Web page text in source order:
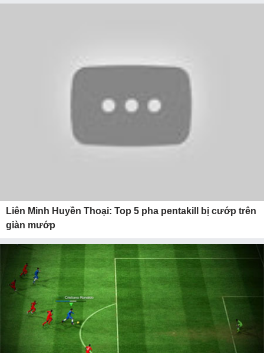
Liên Minh Huyền Thoại: Top 5 pha pentakill bị cướp trên
giàn mướp